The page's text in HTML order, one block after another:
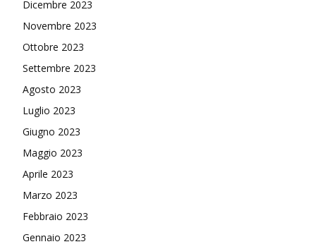
Dicembre 2023
Novembre 2023
Ottobre 2023
Settembre 2023
Agosto 2023
Luglio 2023
Giugno 2023
Maggio 2023
Aprile 2023
Marzo 2023
Febbraio 2023
Gennaio 2023